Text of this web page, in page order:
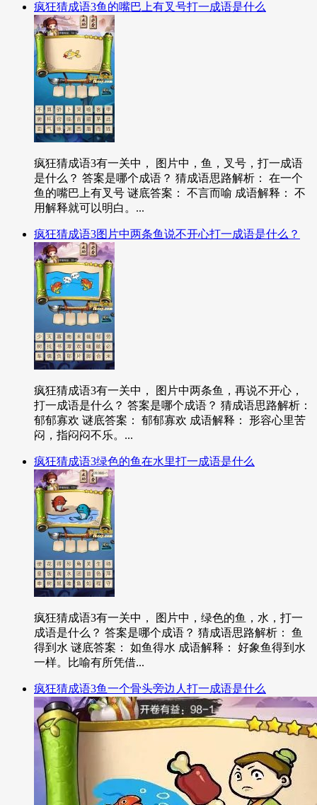
疯狂猜成语3鱼的嘴巴上有叉号打一成语是什么
疯狂猜成语3有一关中， 图片中，鱼，叉号，打一成语
是什么？ 答案是哪个成语？ 猜成语思路解析： 在一个
鱼的嘴巴上有叉号 谜底答案： 不言而喻 成语解释： 不
用解释就可以明白。...
疯狂猜成语3图片中两条鱼说不开心打一成语是什么？
疯狂猜成语3有一关中， 图片中两条鱼，再说不开心，
打一成语是什么？ 答案是哪个成语？ 猜成语思路解析：
郁郁寡欢 谜底答案： 郁郁寡欢 成语解释： 形容心里苦
闷，指闷闷不乐。...
疯狂猜成语3绿色的鱼在水里打一成语是什么
疯狂猜成语3有一关中， 图片中，绿色的鱼，水，打一
成语是什么？ 答案是哪个成语？ 猜成语思路解析： 鱼
得到水 谜底答案： 如鱼得水 成语解释： 好象鱼得到水
一样。比喻有所凭借...
疯狂猜成语3鱼一个骨头旁边人打一成语是什么